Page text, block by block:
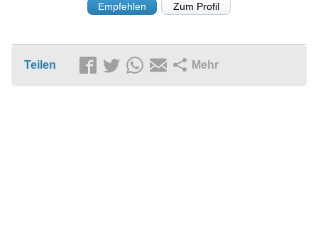
Empfehlen Zum Profil
Teilen Mehr